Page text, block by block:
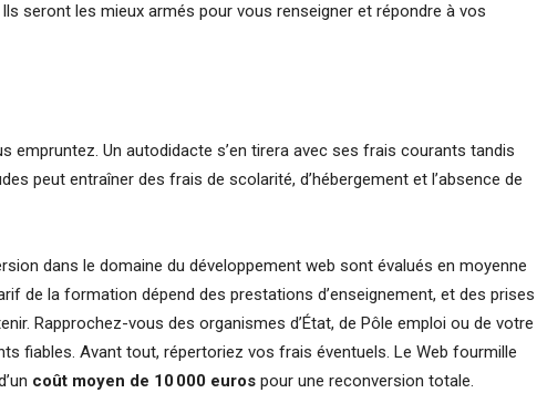
seront les mieux armés pour vous renseigner et répondre à vos
empruntez. Un autodidacte s’en tirera avec ses frais courants tandis
peut entraîner des frais de scolarité, d’hébergement et l’absence de
dans le domaine du développement web sont évalués en moyenne
de la formation dépend des prestations d’enseignement, et des prises
Rapprochez-vous des organismes d’État, de Pôle emploi ou de votre
fiables. Avant tout, répertoriez vos frais éventuels. Le Web fourmille
coût moyen de 10 000 euros pour une reconversion totale.